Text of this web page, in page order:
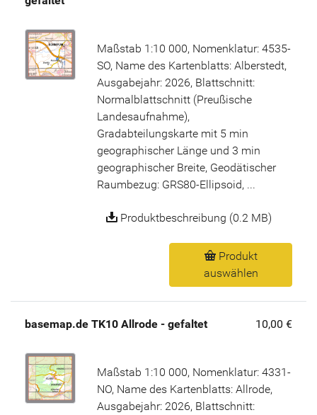
Maßstab 1:10 000, Nomenklatur: 4535-
SO, Name des Kartenblatts: Alberstedt,
Ausgabejahr: 2026, Blattschnitt:
Normalblattschnitt (Preußische
Landesaufnahme),
Gradabteilungskarte mit 5 min
geographischer Länge und 3 min
geographischer Breite, Geodätischer
Raumbezug: GRS80-Ellipsoid, ...
Produktbeschreibung (0.2 MB)
Produkt
auswählen
basemap.de TK10 Allrode - gefaltet 10,00 €
Maßstab 1:10 000, Nomenklatur: 4331-
NO, Name des Kartenblatts: Allrode,
Ausgabejahr: 2026, Blattschnitt: